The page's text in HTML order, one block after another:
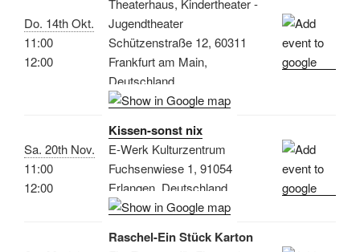
Do. 14th Okt.
11:00
12:00
Jugendtheater
Schützenstraße 12, 60311
Frankfurt am Main,
Deutschland
Sa. 20th Nov.
11:00
12:00
Kissen-sonst nix
E-Werk Kulturzentrum
Fuchsenwiese 1, 91054
Erlangen, Deutschland
Raschel-Ein Stück Karton